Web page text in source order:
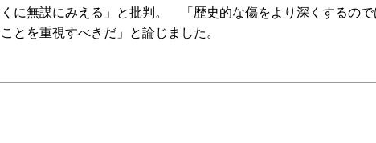
に無謀にみえる」と批判。 「歴史的な傷をより深くするので
とを重視すべきだ」と論じました。